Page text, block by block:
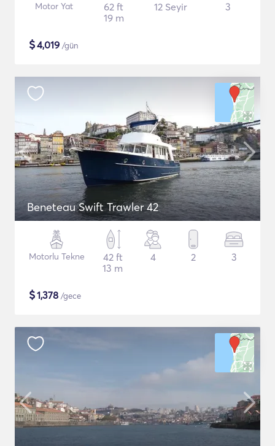
Motor Yat
62 ft
19 m
12 Seyir 3
$4,019 /gün
Beneteau Swift Trawler 42
Motorlu Tekne
42 ft
13 m
4 2 3
$1,378 /gece